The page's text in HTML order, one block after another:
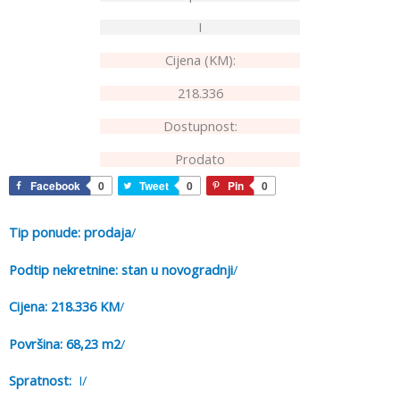
I
Cijena (KM):
218.336
Dostupnost:
Prodato
Facebook 0 Tweet 0 Pin 0
Tip ponude: prodaja/
Podtip nekretnine: stan u novogradnji/
Cijena: 218.336 KM/
Površina: 68,23 m2/
Spratnost: I/